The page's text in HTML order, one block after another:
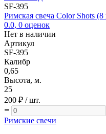
SF-395
Римская свеча Color Shots
0.0, 0 оценок
Нет в наличии
Артикул
SF-395
Калибр
0,65
Высота, м.
25
200 ₽ / шт.
Римские свечи